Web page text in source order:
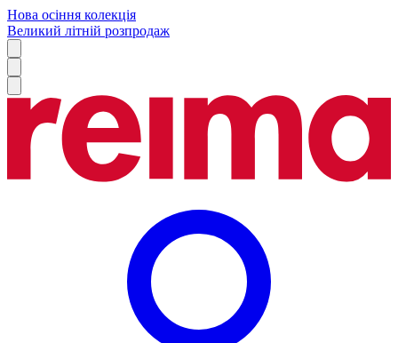
Нова осіння колекція
Великий літній розпродаж